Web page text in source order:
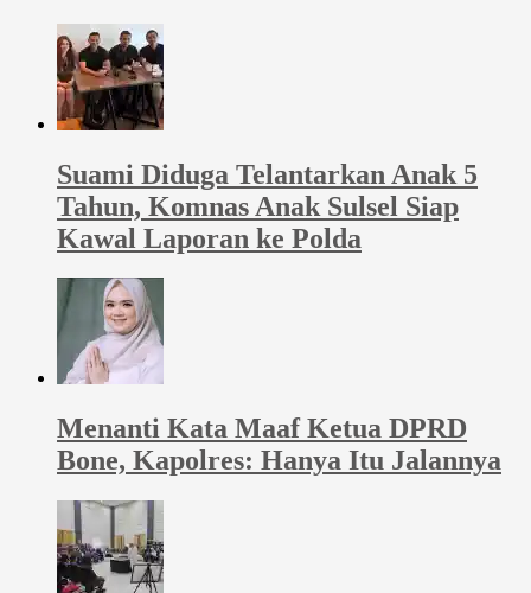
Suami Diduga Telantarkan Anak 5
Tahun, Komnas Anak Sulsel Siap
Kawal Laporan ke Polda
Menanti Kata Maaf Ketua DPRD
Bone, Kapolres: Hanya Itu Jalannya